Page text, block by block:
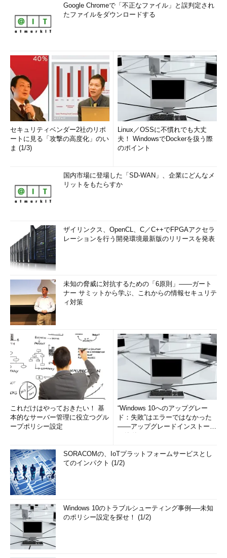
Google Chromeで「不正なファイル」と誤判定され
たファイルをダウンロードする
セキュリティベンダー2社のリポ
ートに見る「攻撃の高度化」のい
ま (1/3)
Linux／OSSに不慣れでも大丈
夫！ WindowsでDockerを扱う際
のポイント
国内市場に登場した「SD-WAN」、企業にどんなメ
リットをもたらすか
ザイリンクス、OpenCL、C／C++でFPGAアクセラ
レーションを行う開発環境最新版のリリースを発表
未知の脅威に対抗するための「6原則」――ガート
ナー サミットから学ぶ、これからの情報セキュリテ
ィ対策
これだけはやっておきたい！ 基
本的なサーバー管理に役立つグル
ープポリシー設定
“Windows 10へのアップグレー
ド：失敗”はエラーではなかった
――アップグレードインストール
SORACOMの、IoTプラットフォームサービスとし
てのインパクト (1/2)
Windows 10のトラブルシューティング事例──未知
のポリシー設定を探せ！ (1/2)